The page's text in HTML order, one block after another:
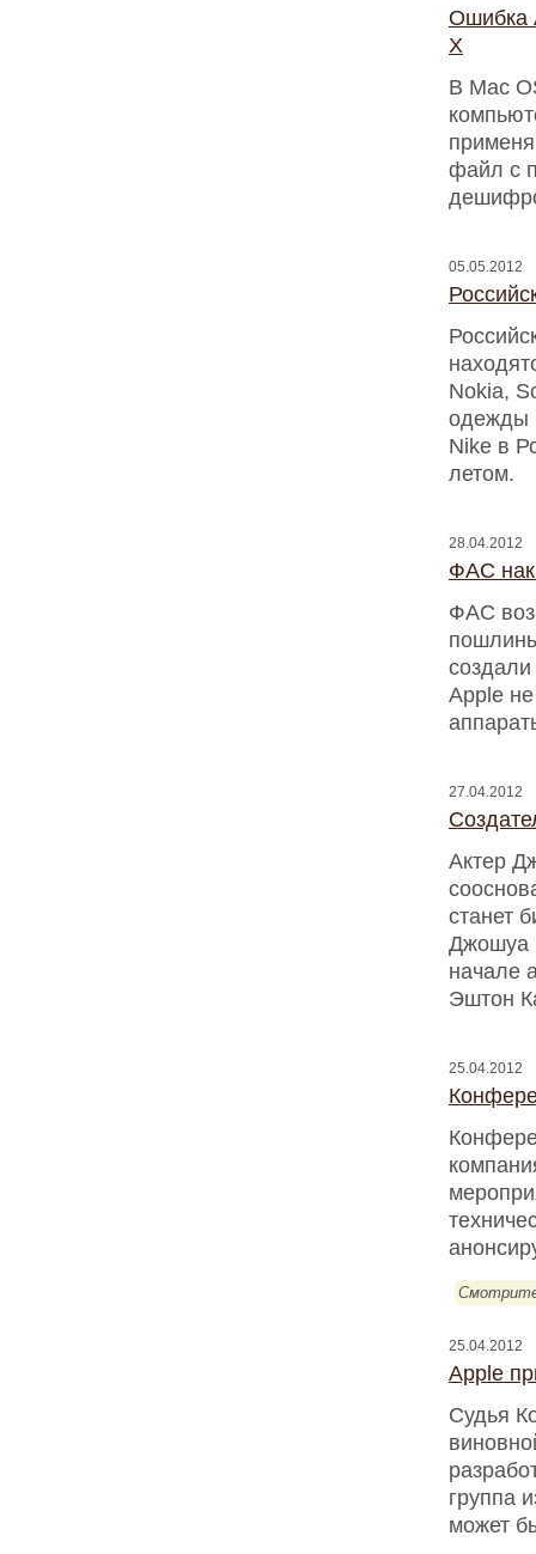
Ошибка
X
В Mac
файл с
05.05.2012
Nokia,
одежды
Nike в
летом.
28.04.2012
ФАС
ФАС
Apple
27.04.2012
Актер
станет
Джошуа
начале
Эштон
25.04.2012
25.04.2012
Apple
Судья
группа
может